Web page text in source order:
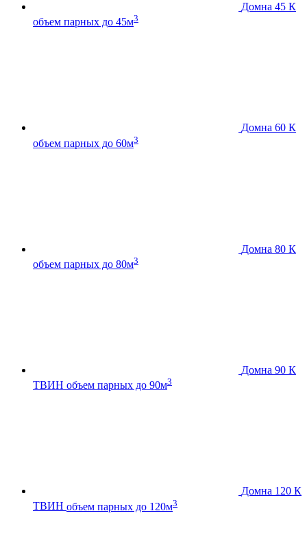
Домна 45 К
объем парных до 45м3
Домна 60 К
объем парных до 60м3
Домна 80 К
объем парных до 80м3
Домна 90 К
ТВИН объем парных до 90м3
Домна 120 К
ТВИН объем парных до 120м3